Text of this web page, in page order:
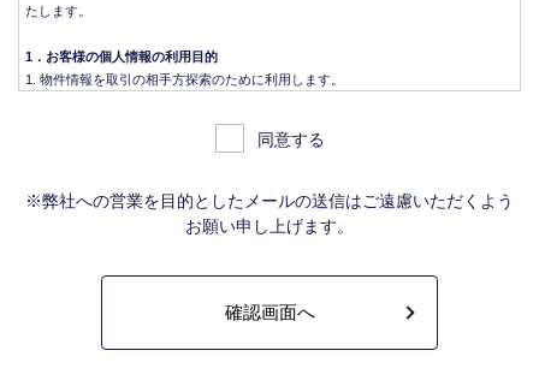
たします。
1．お客様の個人情報の利用目的
物件情報を取引の相手方探索のために利用します。
物件情報を、取引の相手方探索のため指定流通機構の物件検索システム（レイ
ンズ）に登録する場合があります。なお契約後、指定流通機構（宅地建物取引
報は、成約した物件の、物件概要、契約年月日、成約価格などの情報で、氏名
は含みません。）を提供します。指定流通機構は、物件情報及び成約情報を指
定流通機構の会員たる宅地建物取引業者や公的な団体に電子データや紙媒体で
に利用します。
不動産の売買契約又は賃貸契約の相手方を探索すること、及び売買、賃貸借、
同意する
※弊社への営業を目的としたメールの送信はご遠慮いただくよう
お願い申し上げます。